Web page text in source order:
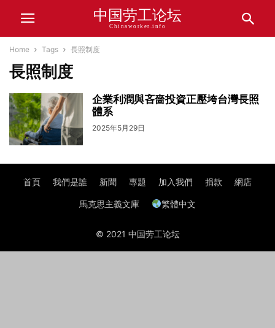
中国劳工论坛
Chinaworker.info
Home Tags 長照制度
長照制度
企業利潤與吝嗇投資正壓垮台灣長照
體系
2025年5月29日
首頁 我們是誰 新聞 專題 加入我們 捐款 網店
馬克思主義文庫 繁體中文
© 2021 中国劳工论坛